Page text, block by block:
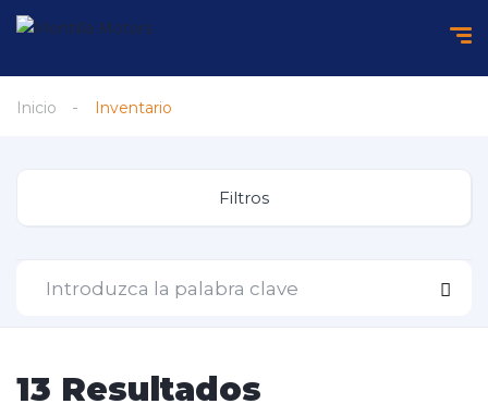
Inicio Inventario
Filtros
13 Resultados